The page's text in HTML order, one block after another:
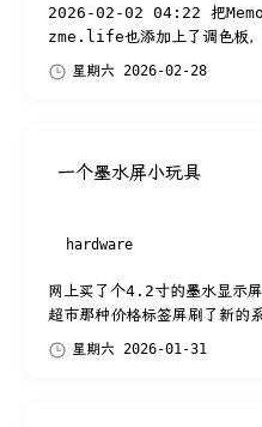
2026-02-02 04:22 把
zme.life也添加上了调色板，
#ui 2026-02-04 05:52 重新部署了新
版的NginxPulse，前一段时间
星期六 2026-02-28
一个墨水屏小玩具
hardware
网上买了个4.2寸的墨水显示
超市那种价格标签屏刷了新的
示带农历带周次的日历，也可
星期六 2026-01-31